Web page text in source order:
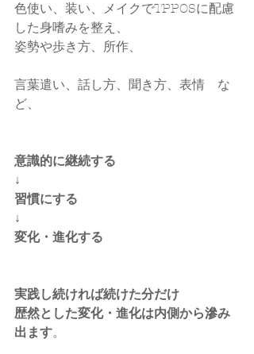
色使い、装い、メイクでTPPOSに配慮
した身嗜みを整え、
姿勢や歩き方、所作、
言葉遣い、話し方、聞き方、表情　な
ど、
意識的に継続する
↓
習慣にする
↓
変化・進化する
実践し続ければ続けた分だけ
歴然とした変化・進化は内側から滲み
出ます。